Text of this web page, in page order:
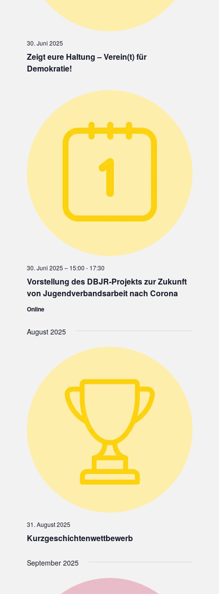
Zeigt eure Haltung – Verein(t) für
Demokratie!
30. Juni 2025
Vorstellung des DBJR-Projekts zur Zukunft
von Jugendverbandsarbeit nach Corona
30. Juni 2025 – 15:00 - 17:30
Online
August 2025
Kurzgeschichtenwettbewerb
31. August 2025
September 2025